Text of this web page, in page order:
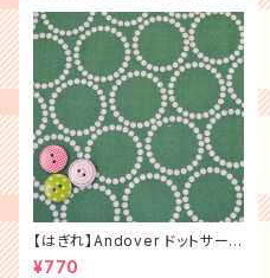
【はぎれ】Andover ドットサーク
ル（グリーン）（布幅×100㎝）
¥770